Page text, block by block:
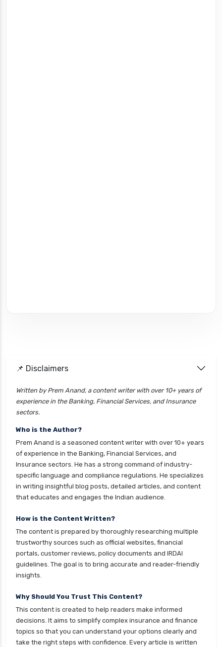
📌 Disclaimers
Written by Prem Anand, a content writer with over 10+ years of
experience in the Banking, Financial Services, and Insurance
sectors.
Who is the Author?
Prem Anand is a seasoned content writer with over 10+ years
of experience in the Banking, Financial Services, and
Insurance sectors. He has a strong command of industry-
specific language and compliance regulations. He specializes
in writing insightful blog posts, detailed articles, and content
that educates and engages the Indian audience.
How is the Content Written?
The content is prepared by thoroughly researching multiple
trustworthy sources such as official websites, financial
portals, customer reviews, policy documents and IRDAI
guidelines. The goal is to bring accurate and reader-friendly
insights.
Why Should You Trust This Content?
This content is created to help readers make informed
decisions. It aims to simplify complex insurance and finance
topics so that you can understand your options clearly and
take the right steps with confidence. Every article is written